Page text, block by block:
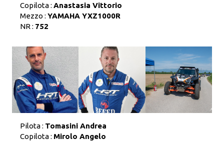
Copilota : Anastasia Vittorio
Mezzo : YAMAHA YXZ1000R
NR : 752
Pilota : Tomasini Andrea
Copilota : Mirolo Angelo